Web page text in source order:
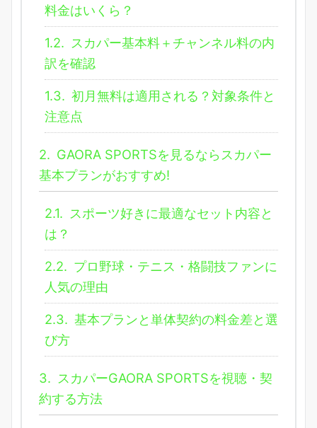
料金はいくら？
1.2. スカパー基本料＋チャンネル料の内
訳を確認
1.3. 初月無料は適用される？対象条件と
注意点
2. GAORA SPORTSを見るならスカパー
基本プランがおすすめ!
2.1. スポーツ好きに最適なセット内容と
は？
2.2. プロ野球・テニス・格闘技ファンに
人気の理由
2.3. 基本プランと単体契約の料金差と選
び方
3. スカパーGAORA SPORTSを視聴・契
約する方法